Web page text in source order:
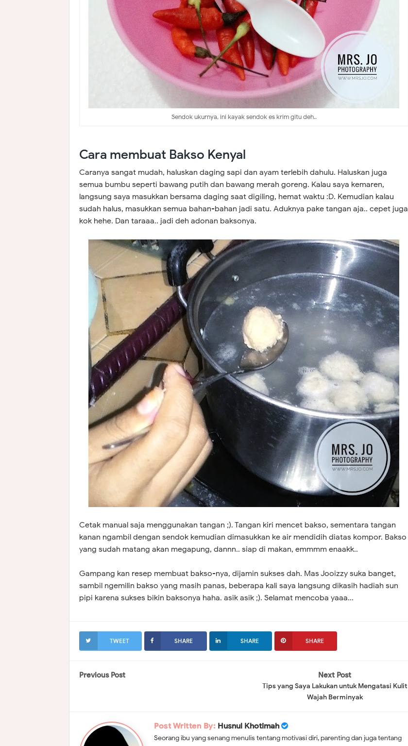
Sendok ukurnya, ini kayak sendok es krim gitu deh..
Cara membuat Bakso Kenyal
Caranya sangat mudah, haluskan daging sapi dan ayam terlebih dahulu. Haluskan juga
semua bumbu seperti bawang putih dan bawang merah goreng. Kalau saya kemaren,
langsung saya masukkan bersama daging saat digiling, hemat waktu :D. Kemudian kalau
sudah halus, masukkan semua bahan-bahan jadi satu. Aduknya pake tangan aja.. cepet juga
kok hehe. Dan taraaa.. jadi deh adonan baksonya.
Cetak manual saja menggunakan tangan ;). Tangan kiri mencet bakso, sementara tangan
kanan ngambil dengan sendok kemudian dimasukkan ke air mendidih diatas kompor. Bakso
yang sudah matang akan megapung, dannn.. siap di makan, emmmm enaakk..
Gampang kan resep membuat bakso-nya, dijamin sukses dah. Mas Jooizzy suka banget,
sambil ngemilin bakso yang masih panas, beberapa kali saya langsung dikasih hadiah sun
pipi karena sukses bikin baksonya haha. asik asik ;). Selamat mencoba yaaa...
TWEET SHARE SHARE SHARE
Previous Post Next Post
Tips yang Saya Lakukan untuk Mengatasi Kulit
Wajah Berminyak
Post Written By: Husnul Khotimah
Seorang ibu yang senang menulis tentang motivasi diri, parenting dan juga tentang